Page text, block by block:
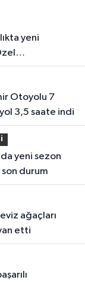
etti
3,5 saate indi
durum
etti